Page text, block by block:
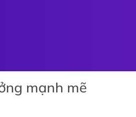
mạnh mẽ